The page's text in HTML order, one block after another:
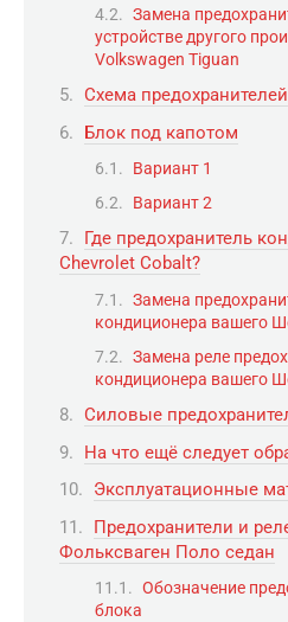
Замена
устройстве другого
Volkswagen Tiguan
Схема предохранителей
Блок под капотом
Вариант 1
Вариант 2
Где предохранитель
Chevrolet Cobalt?
Замена
кондиционера вашего
Замена реле
кондиционера вашего
Силовые
На что ещё следует
Эксплуатационные
Предохранители и
Фольксваген Поло седан
Обозначение
блока